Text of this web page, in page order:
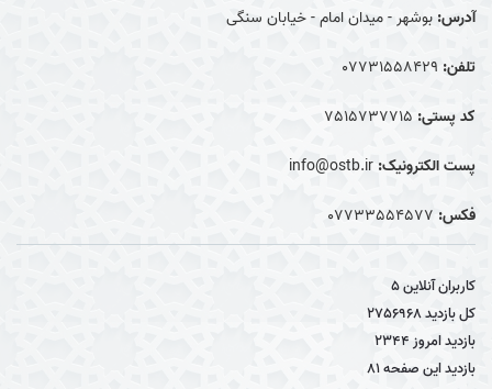
آدرس: بوشهر - میدان امام - خیابان سنگی
تلفن: 07731558429
کد پستی: 7515737715
پست الکترونیک: info@ostb.ir
فکس: 07733554577
کاربران آنلاین5
کل بازدید2756968
بازدید امروز2344
بازدید این صفحه81